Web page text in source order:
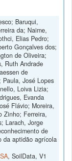
Baruqui,
da; Naime,
Elias Pedro;
Gonçalves dos;
de Oliveira;
Ruth Andrade
de
Paula, José Lopes
Loiva Lizia;
Evanda
Flávio; Moreira,
Zinho; Ferreira,
Larach, Jorge
de
da aptidão agrícola
, SoilData, V1